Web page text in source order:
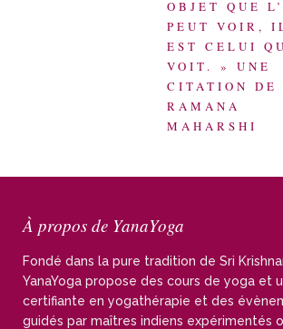
OBJET QUE
PEUT VOIR,
EST CELUI
VOIT. » UNE
CITATION DE
RAMANA
MAHARSHI
À propos de YanaYoga
Fondé dans la pure tradition de Sri
YanaYoga propose des cours de yoga et
certifiante en yogathérapie et des
guidés par maîtres indiens expérimentés